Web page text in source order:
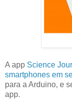
A app Science
smartphones em
para a Arduino, e
app.